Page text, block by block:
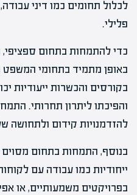
לכלול תחומים כמו דיני
פלילי.
כדי להתמחות בתחום
באופן מתמיד בתחומי המשפט
בקורסים והכשרות ייעודיות
והפיכתו ליתרון תחרותי.
להזדמנויות קידום ולתחושה
בנוסף, התמחות בתחום מסוים
ייחודיות כמו עבודה עם
בפרויקטים משמעותיים, או